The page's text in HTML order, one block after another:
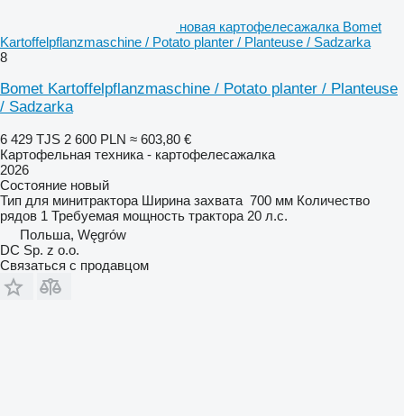
новая картофелесажалка Bomet
Kartoffelpflanzmaschine / Potato planter / Planteuse / Sadzarka
8
Bomet Kartoffelpflanzmaschine / Potato planter / Planteuse
/ Sadzarka
6 429 TJS 2 600 PLN ≈ 603,80 €
Картофельная техника - картофелесажалка
2026
Состояние новый
Тип для минитрактора Ширина захвата 700 мм Количество
рядов 1 Требуемая мощность трактора 20 л.с.
Польша, Węgrów
DC Sp. z o.o.
Связаться с продавцом